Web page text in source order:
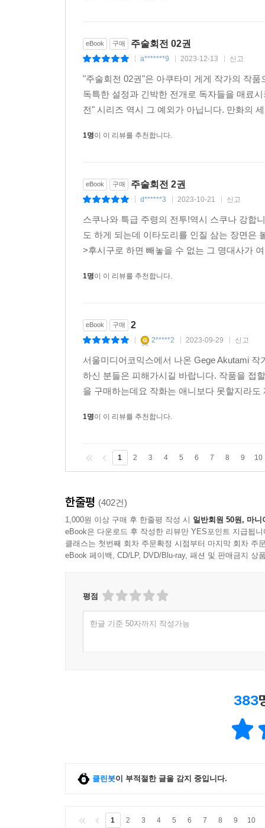
eBook 구매 주술회전 02권
a*******9 2023-12-13 신고
"주술회전 02권"은 아쿠타미 게게 작가의 작
독특한 설정과 긴박한 전개로 독자들을 매료
전" 시리즈 역시 그 예외가 아닙니다. 만화의
1명이 이 리뷰를 추천합니다.
eBook 구매 주술회전 2권
d******3 2023-10-21 신고
스쿠나와 특급 주령의 전투!역시 스쿠나 강합
도 하게 되는데 이타도리를 인질 삼는 장면은
>후시구로 하면 빼놓을 수 없는 그 명대사가
1명이 이 리뷰를 추천합니다.
eBook 구매 2
2*****2 2023-09-29 신고
서울미디어코믹스에서 나온 Gege Akutami
하신 분들은 피해가시길 바랍니다. 작품을 접
을 구매하는데요 작화는 애니보다 못할지라
1명이 이 리뷰를 추천합니다.
1 2 3 4 5 6 7 8 9 10
한줄평 (402건)
1,000원 이상 구매 후 한줄평 작성 시 일반회원 50원, 마니
eBook은 다운로드 후 작성한 리뷰만 YES포인트 지급됩니
클래스는 첫번째 회차 주문확정 시점부터 마지막 회차 주
eBook 페이백, CD/LP, DVD/Blu-ray, 패션 및 판매금지 상
평점
한글 기준 50자까지 작성가능
383
클린봇이 부적절한 글을 감지 중입니다.
1 2 3 4 5 6 7 8 9 10